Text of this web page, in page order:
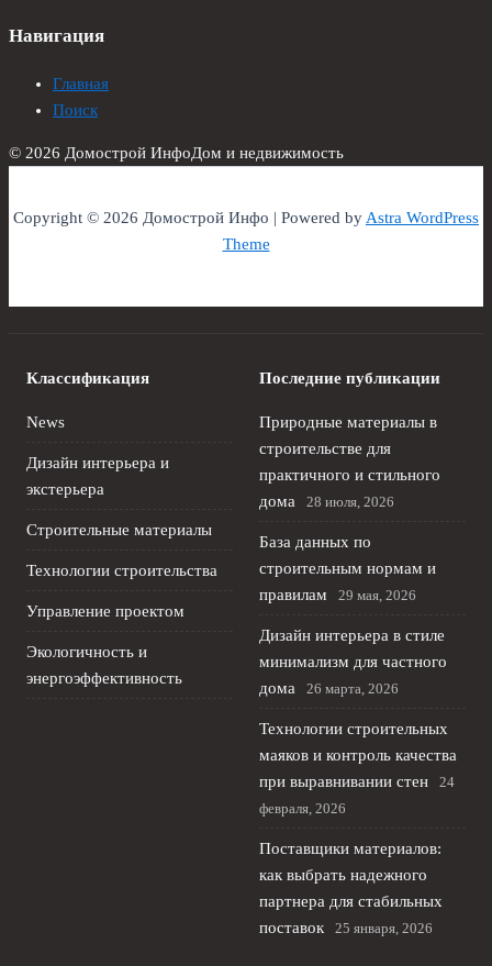
Навигация
Главная
Поиск
© 2026 Домострой ИнфоДом и недвижимость
Copyright © 2026 Домострой Инфо | Powered byAstra WordPress
Theme
Классификация
News
Дизайн интерьера и
экстерьера
Строительные материалы
Технологии строительства
Управление проектом
Экологичность и
энергоэффективность
Последние публикации
Природные материалы в
строительстве для
практичного и стильного
дома
28 июля, 2026
База данных по
строительным нормам и
правилам
29 мая, 2026
Дизайн интерьера в стиле
минимализм для частного
дома
26 марта, 2026
Технологии строительных
маяков и контроль качества
при выравнивании стен
24
февраля, 2026
Поставщики материалов:
как выбрать надежного
партнера для стабильных
поставок
25 января, 2026